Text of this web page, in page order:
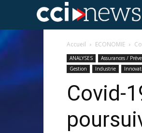
Accueil ECONOMIE
ANALYSES Assurances /
Gestion
Industrie
Covid-